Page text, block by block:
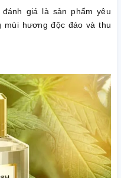
giá là sản phẩm yêu
mùi hương độc đáo và thu